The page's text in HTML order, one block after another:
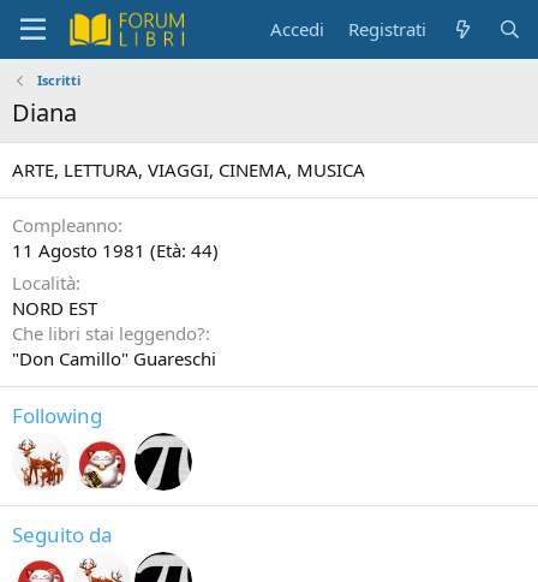
Accedi Registrati
Iscritti
Diana
ARTE, LETTURA, VIAGGI, CINEMA, MUSICA
Compleanno
11 Agosto 1981 (Età: 44)
Località
NORD EST
Che libri stai leggendo?
"Don Camillo" Guareschi
Following
Seguito da